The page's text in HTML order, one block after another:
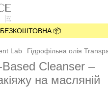
БЕЗКОШТОВНА 📦
Lab Гідрофільна олія
Cleanser –
на масляній